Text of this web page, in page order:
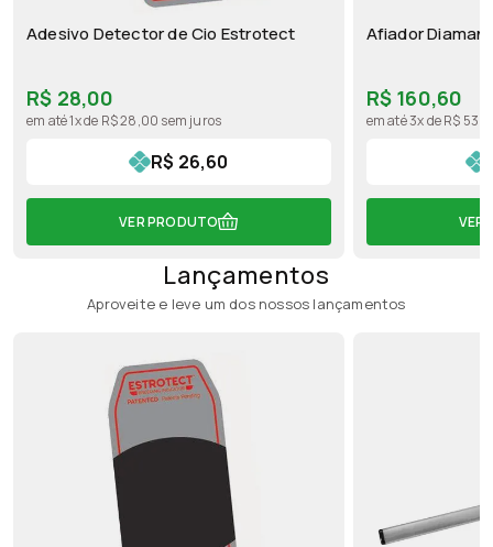
Adesivo Detector de Cio Estrotect
R$ 28,00
R$ 26,60
em até 1x de R$ 28,00 sem juros
VER PRODUTO
Afiador
R$ 160,60
em até 3x de R$
VER
Lançamentos
Aproveite e leve um dos nossos lançamentos